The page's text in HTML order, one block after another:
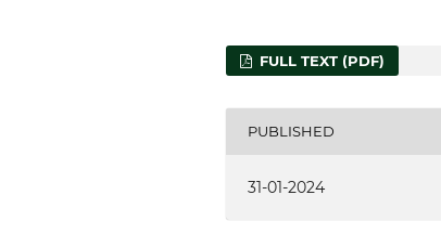
FULL TEXT (PDF)
PUBLISHED
31-01-2024